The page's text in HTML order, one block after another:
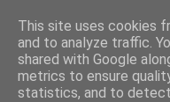
This site uses cookies
and to analyze traffic.
shared with Google
metrics to ensure
statistics, and to detect